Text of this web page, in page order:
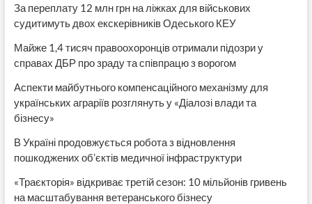
За переплату 12 млн грн на ліжках для військових
судитимуть двох екскерівників Одеського КЕУ
Майже 1,4 тисяч правоохоронців отримали підозри у
справах ДБР про зраду та співпрацю з ворогом
Аспекти майбутнього компенсаційного механізму для
українських аграріїв розглянуть у «Діалозі влади та
бізнесу»
В Україні продовжується робота з відновлення
пошкоджених об’єктів медичної інфраструктури
«Траєкторія» відкриває третій сезон: 10 мільйонів гривень
на масштабування ветеранського бізнесу